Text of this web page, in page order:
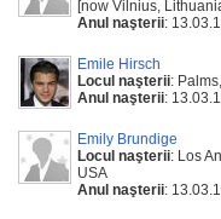
[now Vilnius,
Anul naşterii:
Emile Hirsch
Locul naşterii:
Anul naşterii:
Emily Brundige
Locul naşterii: Los
USA
Anul naşterii: